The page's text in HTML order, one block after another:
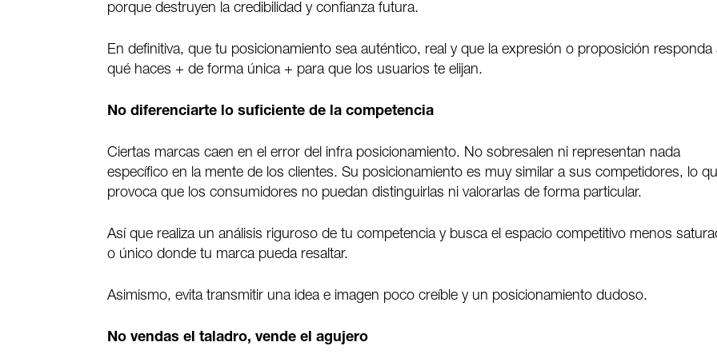
porque destruyen la credibilidad y confianza futura.
En definitiva, que tu posicionamiento sea auténtico, real y que la expresión o proposición responda
qué haces + de forma única + para que los usuarios te elijan.
No diferenciarte lo suficiente de la competencia
Ciertas marcas caen en el error del infra posicionamiento. No sobresalen ni representan nada
específico en la mente de los clientes. Su posicionamiento es muy similar a sus competidores, lo
provoca que los consumidores no puedan distinguirlas ni valorarlas de forma particular.
Así que realiza un análisis riguroso de tu competencia y busca el espacio competitivo menos
o único donde tu marca pueda resaltar.
Asimismo, evita transmitir una idea e imagen poco creíble y un posicionamiento dudoso.
No vendas el taladro, vende el agujero